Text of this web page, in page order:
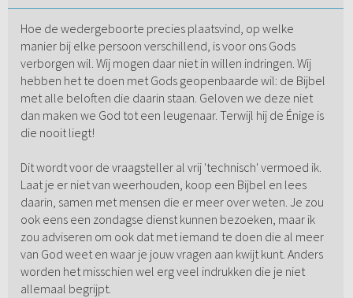
Hoe de wedergeboorte precies plaatsvind, op welke
manier bij elke persoon verschillend, is voor ons Gods
verborgen wil. Wij mogen daar niet in willen indringen. Wij
hebben het te doen met Gods geopenbaarde wil: de Bijbel
met alle beloften die daarin staan. Geloven we deze niet
dan maken we God tot een leugenaar. Terwijl hij de Énige is
die nooit liegt!
Dit wordt voor de vraagsteller al vrij 'technisch' vermoed ik.
Laat je er niet van weerhouden, koop een Bijbel en lees
daarin, samen met mensen die er meer over weten. Je zou
ook eens een zondagse dienst kunnen bezoeken, maar ik
zou adviseren om ook dat met iemand te doen die al meer
van God weet en waar je jouw vragen aan kwijt kunt. Anders
worden het misschien wel erg veel indrukken die je niet
allemaal begrijpt.